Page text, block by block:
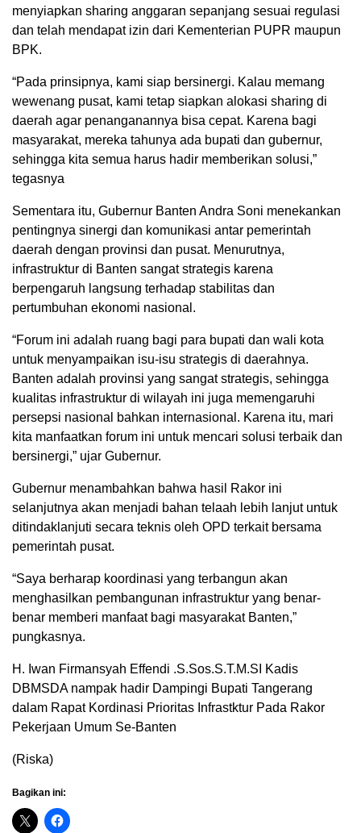
menyiapkan sharing anggaran sepanjang sesuai regulasi
dan telah mendapat izin dari Kementerian PUPR maupun
BPK.
“Pada prinsipnya, kami siap bersinergi. Kalau memang
wewenang pusat, kami tetap siapkan alokasi sharing di
daerah agar penanganannya bisa cepat. Karena bagi
masyarakat, mereka tahunya ada bupati dan gubernur,
sehingga kita semua harus hadir memberikan solusi,”
tegasnya
Sementara itu, Gubernur Banten Andra Soni menekankan
pentingnya sinergi dan komunikasi antar pemerintah
daerah dengan provinsi dan pusat. Menurutnya,
infrastruktur di Banten sangat strategis karena
berpengaruh langsung terhadap stabilitas dan
pertumbuhan ekonomi nasional.
“Forum ini adalah ruang bagi para bupati dan wali kota
untuk menyampaikan isu-isu strategis di daerahnya.
Banten adalah provinsi yang sangat strategis, sehingga
kualitas infrastruktur di wilayah ini juga memengaruhi
persepsi nasional bahkan internasional. Karena itu, mari
kita manfaatkan forum ini untuk mencari solusi terbaik dan
bersinergi,” ujar Gubernur.
Gubernur menambahkan bahwa hasil Rakor ini
selanjutnya akan menjadi bahan telaah lebih lanjut untuk
ditindaklanjuti secara teknis oleh OPD terkait bersama
pemerintah pusat.
“Saya berharap koordinasi yang terbangun akan
menghasilkan pembangunan infrastruktur yang benar-
benar memberi manfaat bagi masyarakat Banten,”
pungkasnya.
H. Iwan Firmansyah Effendi .S.Sos.S.T.M.SI Kadis
DBMSDA nampak hadir Dampingi Bupati Tangerang
dalam Rapat Kordinasi Prioritas Infrastktur Pada Rakor
Pekerjaan Umum Se-Banten
(Riska)
Bagikan ini: